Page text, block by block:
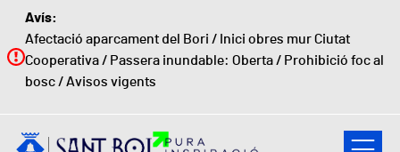
Vés al contingut
Avís:
Afectació aparcament del Bori / Inici obres mur Ciutat
Cooperativa / Passera inundable: Oberta / Prohibició foc al
bosc /Avisos vigents